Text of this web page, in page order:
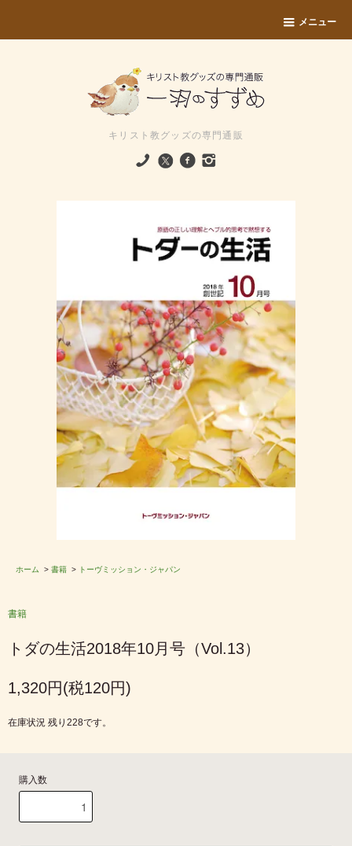
メニュー
キリスト教グッズの専門通販
ホーム > 書籍 > トーヴミッション・ジャパン
書籍
トダの生活2018年10月号（Vol.13）
1,320円(税120円)
在庫状況 残り228です。
購入数